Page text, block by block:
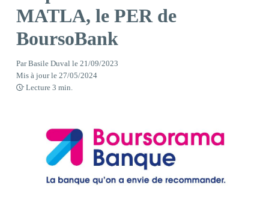
MATLA, le PER de
BoursoBank
ParBasile Duval le 21/09/2023
Mis à jour le 27/05/2024
Lecture 3 min.